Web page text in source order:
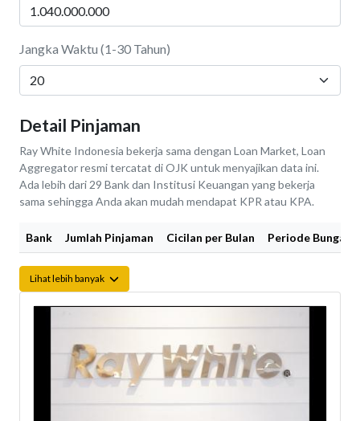
Jangka Waktu (1-30 Tahun)
Detail Pinjaman
Ray White Indonesia bekerja sama dengan Loan Market, Loan
Aggregator resmi tercatat di OJK untuk menyajikan data ini.
Ada lebih dari 29 Bank dan Institusi Keuangan yang bekerja
sama sehingga Anda akan mudah mendapat KPR atau KPA.
Bank Jumlah Pinjaman Cicilan per Bulan Periode Bunga
Lihat lebih banyak